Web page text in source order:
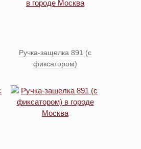
Ручка-защелка 891 (с
фиксатором)